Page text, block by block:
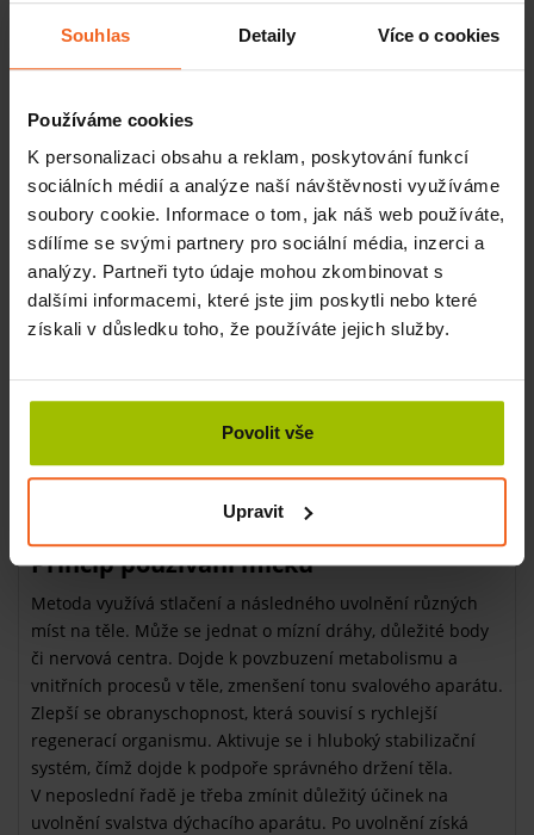
Souhlas Detaily Více o cookies
Používáme cookies
K personalizaci obsahu a reklam, poskytování funkcí
sociálních médií a analýze naší návštěvnosti využíváme
soubory cookie. Informace o tom, jak náš web používáte,
sdílíme se svými partnery pro sociální média, inzerci a
analýzy. Partneři tyto údaje mohou zkombinovat s
dalšími informacemi, které jste jim poskytli nebo které
získali v důsledku toho, že používáte jejich služby.
Povolit vše
Upravit
trojklanného nervu
Dermatologie obličejové krajiny
rozměry míčkům (od 20 do 90 mm), můžeme s jejich
pomocí vypnout kůži obličeje a podkoží bez potřeby
invazivních kosmetických zákroků. Terapie probíhá tak, že
masírujeme oblasti těla míčky. Můžeme využít dvou
způsobu provedení, buď koulivý pohyb míčku, nebo jeho
tažení po kůži bez otáčení.
Další možnosti uplatnění
dětem i dospělým bez rozdílu věku. Často se stává
oblíbenou, protože uleví, uvolní a zlepší stav. Její užití je
jednoduché a bezbolestné. Provádět ji může kdokoli, člen
Zlepšete tak i Vy zdravotní stav a kvalitu života sobě a
Princip používání míčků
Metoda využívá stlačení a následného uvolnění různých
míst na těle. Může se jednat o mízní dráhy, důležité body
či nervová centra. Dojde k povzbuzení metabolismu a
vnitřních procesů v těle, zmenšení tonu svalového aparátu.
Zlepší se obranyschopnost, která souvisí s rychlejší
regenerací organismu. Aktivuje se i hluboký stabilizační
systém, čímž dojde k podpoře správného držení těla.
V neposlední řadě je třeba zmínit důležitý účinek na
uvolnění svalstva dýchacího aparátu. Po uvolnění získá